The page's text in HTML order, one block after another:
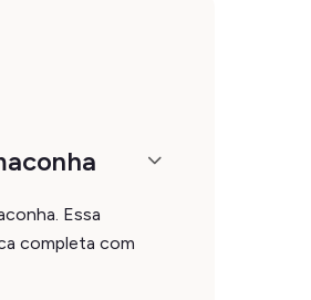
Essa
completa com